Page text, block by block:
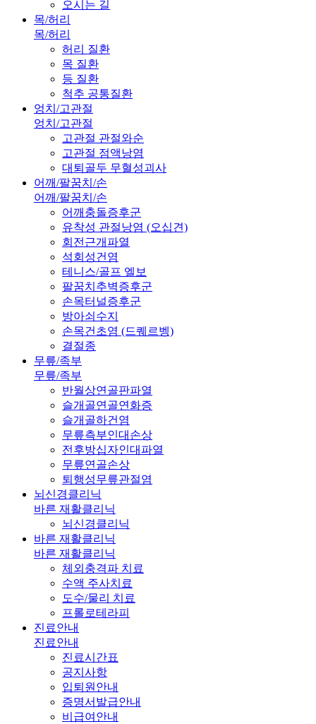
오시는 길
목/허리
목/허리
허리 질환
목 질환
등 질환
척추 공통질환
엉치/고관절
엉치/고관절
고관절 관절와순
고관절 점액낭염
대퇴골두 무혈성괴사
어깨/팔꿈치/손
어깨/팔꿈치/손
어깨충돌증후군
유착성 관절낭염 (오십견)
회전근개파열
석회성건염
테니스/골프 엘보
팔꿈치추벽증후군
손목터널증후군
방아쇠수지
손목건초염 (드퀘르벵)
결절종
무릎/족부
무릎/족부
반월상연골판파열
슬개골연골연화증
슬개골하건염
무릎측부인대손상
전후방십자인대파열
무릎연골손상
퇴행성무릎관절염
뇌신경클리닉
바른 재활클리닉
뇌신경클리닉
바른 재활클리닉
바른 재활클리닉
체외충격파 치료
수액 주사치료
도수/물리 치료
프롤로테라피
진료안내
진료안내
진료시간표
공지사항
입퇴원안내
증명서발급안내
비급여안내